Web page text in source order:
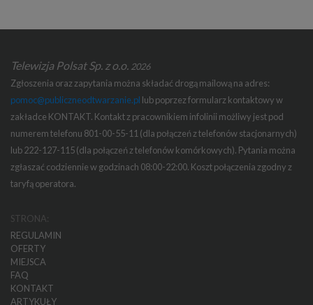
Telewizja Polsat Sp. z o.o. 2026
Zgłoszenia oraz zapytania można składać drogą mailową na adres:
pomoc@publiczneodtwarzanie.pl lub poprzez formularz kontaktowy w
zakładce KONTAKT. Kontakt z pracownikiem infolinii możliwy jest pod
numerem telefonu 801-00-55-11 (dla połączeń z telefonów stacjonarnych)
lub 222-127-115 (dla połączeń z telefonów komórkowych). Pytania można
zgłaszać codziennie w godzinach 08:00-22:00. Koszt połączenia zgodny z
taryfą operatora.
STRONA:
REGULAMIN
OFERTY
MIEJSCA
FAQ
KONTAKT
ARTYKUŁY